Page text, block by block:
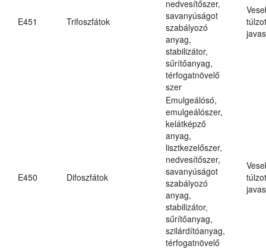
E451 Trifoszfátok
nedvesítőszer,
savanyúságot
szabályozó
anyag,
stabilizátor,
sűrítőanyag,
térfogatnövelő
szer
E450 Difoszfátok
Emulgeálósó,
emulgeálószer,
kelátképző
anyag,
lisztkezelőszer,
nedvesítőszer,
savanyúságot
szabályozó
anyag,
stabilizátor,
sűrítőanyag,
szilárdítóanyag,
térfogatnövelő